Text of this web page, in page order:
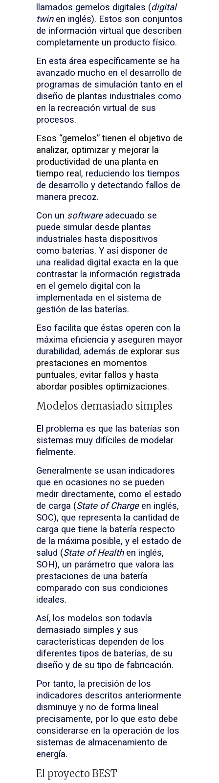
llamados gemelos digitales (digital
twinen inglés). Estos son conjuntos
de información virtual que describen
completamente un producto físico.
En esta área específicamente se ha
avanzado mucho en el desarrollo de
programas de simulación tanto en el
diseño de plantas industriales como
en la recreación virtual de sus
procesos.
Esos “gemelos” tienen el objetivo de
analizar, optimizar y mejorar la
productividad de una planta en
tiempo real , reduciendo los tiempos
de desarrollo y detectando fallos de
manera precoz.
Con un softwareadecuado se
puede simular desde plantas
industriales hasta dispositivos
como baterías. Y así disponer de
una realidad digital exacta en la que
contrastar la información registrada
en el gemelo digital con la
implementada en el sistema de
gestión de las baterías.
Eso facilita que éstas operen con la
máxima eficiencia y aseguren mayor
durabilidad, además de explorar sus
prestaciones en momentos
puntuales, evitar fallos y hasta
abordar posibles optimizaciones.
Modelos demasiado simples
El problema es que las baterías son
sistemas muy difíciles de modelar
fielmente.
Generalmente se usan indicadores
que en ocasiones no se pueden
medir directamente, como el estado
de carga (State of Chargeen inglés,
SOC), que representa la cantidad de
carga que tiene la batería respecto
de la máxima posible, y el estado de
salud (State of Healthen inglés,
SOH), un parámetro que valora las
prestaciones de una batería
comparado con sus condiciones
ideales.
Así, los modelos son todavía
demasiado simples y sus
características dependen de los
diferentes tipos de baterías, de su
diseño y de su tipo de fabricación.
Por tanto, la precisión de los
indicadores descritos anteriormente
disminuye y no de forma lineal
precisamente, por lo que esto debe
considerarse en la operación de los
sistemas de almacenamiento de
energía.
El proyecto BEST